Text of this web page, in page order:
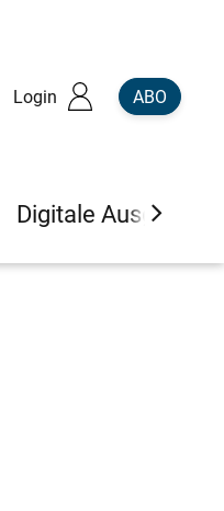
Login ABO
Digitale Ausgaben